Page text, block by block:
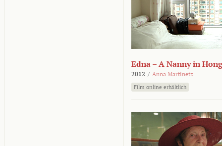
Edna – A Nanny in
2012 / Anna Martinetz
Film online erhältlich